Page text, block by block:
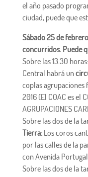
el año pasado
ciudad, puede que
Sábado 25 de
concurridos. Puede
Sobre las 13.30
Central habrá un
coplas agrupaciones
2016 (El COAC es el
AGRUPACIONES
Sobre las dos de la
Tierra:Los coros
por las calles de la
con Avenida
Sobre las dos de la